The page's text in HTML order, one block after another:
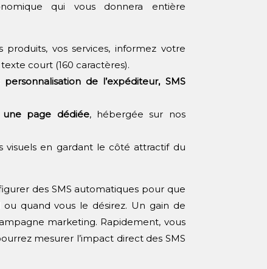
qui vous donnera entière
vos services, informez votre
court (160 caractères).
personnalisation de l’expéditeur, SMS
une page dédiée, hébergée sur nos
visuels en gardant le côté attractif du
des SMS automatiques pour que
quand vous le désirez. Un gain de
marketing. Rapidement, vous
mesurer l’impact direct des SMS